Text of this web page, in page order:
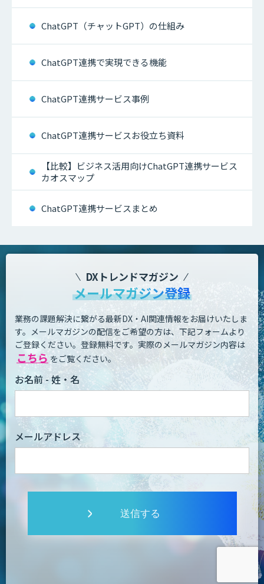
ChatGPT（チャットGPT）の仕組み
ChatGPT連携で実現できる機能
ChatGPT連携サービス事例
ChatGPT連携サービスお役立ち資料
【比較】ビジネス活用向けChatGPT連携サービス
カオスマップ
ChatGPT連携サービスまとめ
DXトレンドマガジン
メールマガジン登録
業務の課題解決に繋がる最新DX・AI関連情報をお届けいたしま
す。 メールマガジンの配信をご希望の方は、下記フォームより
ご登録ください。登録無料です。 実際のメールマガジン内容は
こちら をご覧ください。
お名前 - 姓・名
メールアドレス
送信する